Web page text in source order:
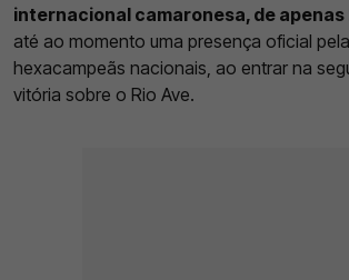
internacional camaronesa, de apenas
até ao momento uma presença oficial
hexacampeãs nacionais, ao entrar na
vitória sobre o Rio Ave.